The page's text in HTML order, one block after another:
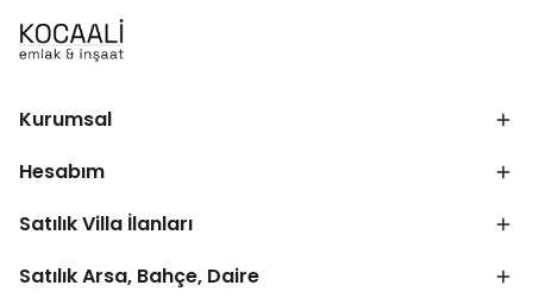
Kurumsal
Hesabım
Satılık Villa İlanları
Satılık Arsa, Bahçe, Daire